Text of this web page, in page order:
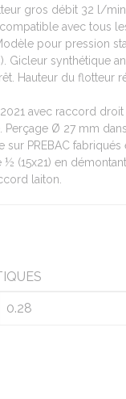
gros débit 32 l/
avec tous
pour pression
Gicleur synthétique
Hauteur du flotteur
avec raccord
Perçage Ø 27 mm
PREBAC fabriqués
(15x21) en démontant
laiton.
0.28